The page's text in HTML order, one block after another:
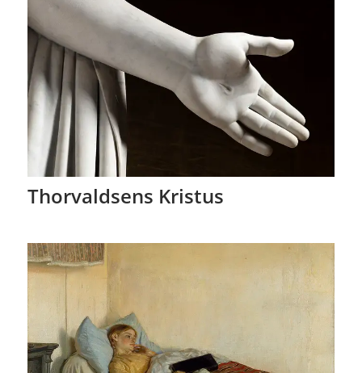
Thorvaldsens Kristus